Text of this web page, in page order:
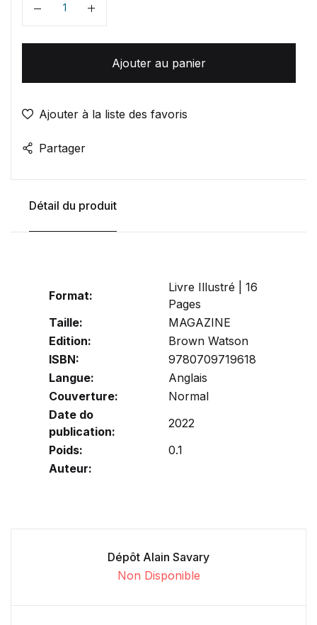
Quantité
Ajouter au panier
Ajouter à la liste des favoris
Partager
Détail du produit
Format:
Livre Illustré | 16
Pages
Taille:
MAGAZINE
Edition:
Brown Watson
ISBN:
9780709719618
Langue:
Anglais
Couverture:
Normal
Date do
publication:
2022
Poids:
0.1
Auteur:
Dépôt Alain Savary
Non Disponible